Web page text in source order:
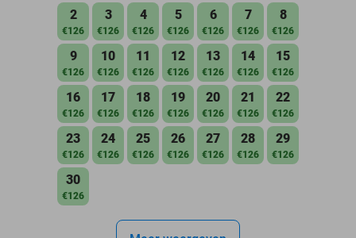
2
€126
3
€126
4
€126
5
€126
6
€126
7
€126
8
€126
9
€126
10
€126
11
€126
12
€126
13
€126
14
€126
15
€126
16
€126
17
€126
18
€126
19
€126
20
€126
21
€126
22
€126
23
€126
24
€126
25
€126
26
€126
27
€126
28
€126
29
€126
30
€126